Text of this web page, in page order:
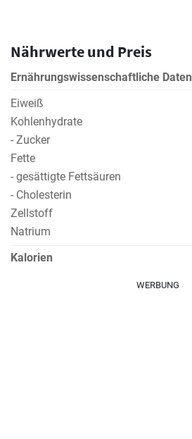
Nährwerte und Preis
Ernährungswissenschaftliche Daten
Eiweiß
Kohlenhydrate
- Zucker
Fette
- gesättigte Fettsäuren
- Cholesterin
Zellstoff
Natrium
Kalorien
WERBUNG